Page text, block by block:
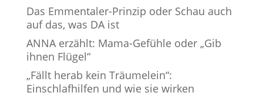
Das Emmentaler-Prinzip oder Schau auch
auf das, was DA ist
ANNA erzählt: Mama-Gefühle oder „Gib
ihnen Flügel“
„Fällt herab kein Träumelein“:
Einschlafhilfen und wie sie wirken